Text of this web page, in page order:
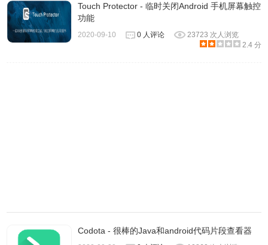
Touch Protector - 临时关闭Android 手机屏幕触控
功能
2020-09-10 0 人评论
23723 次人浏览
2.4 分
Codota - 很棒的Java和android代码片段查看器